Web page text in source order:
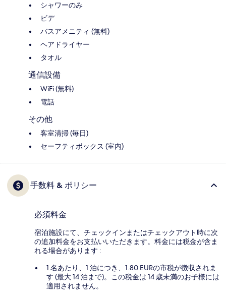
シャワーのみ
ビデ
バスアメニティ (無料)
ヘアドライヤー
タオル
通信設備
WiFi (無料)
電話
その他
客室清掃 (毎日)
セーフティボックス (室内)
手数料 & ポリシー
必須料金
宿泊施設にて、チェックインまたはチェックアウト時に次
の追加料金をお支払いいただきます。料金には税金が含ま
れる場合があります :
1 名あたり、1 泊につき、1.80 EURの市税が徴収されま
す (最大 14 泊まで)。この税金は 14 歳未満のお子様には
適用されません。